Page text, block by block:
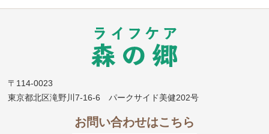
〒114-0023
東京都北区滝野川7-16-6 パークサイド美健202号
お問い合わせはこちら